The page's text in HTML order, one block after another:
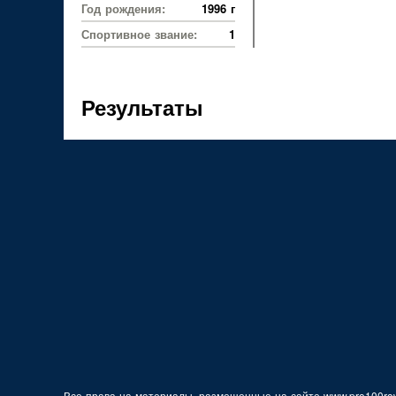
Год рождения:
1996 г
Спортивное звание:
1
Результаты